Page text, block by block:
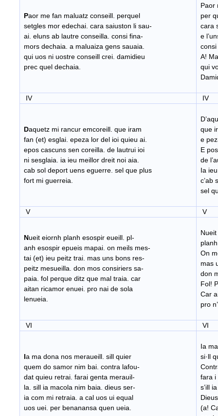
Paor me fan maluatz conseill. perquel
setgles mor edechai. cara saiuston li sau-
ai. eluns ab lautre conseilla. consi fina-
mors dechaia. a maluaiza gens sauaia.
qui uos ni uostre conseill crei. damidieu
prec quel dechaia.
Paor
per
cara
e
consi
A!
qui
IV IV
Daquetz mi rancur emcoreill. que iram
fan (et) esglai. epeza lor del ioi quieu ai.
epos cascuns sen coreilla. de lautrui ioi
ni sesglaia. ia ieu meillor dreit noi aia.
cab sol deport uens eguerre. sel que plus
fort mi guerreia.
que
e
E
de
Ia
c’ab
sel
V V
Nueit eiornh planh esospir eueill. pl-
anh esospir epueis mapai. on meils mes-
tai (et) ieu peitz trai. mas uns bons res-
peitz mesueilla. don mos consiriers sa-
paia. fol perque ditz que mal traia. car
aitan ricamor enuei. pro nai de sola
lenueia.
On
mas
don
Fol!
Car
pro
VI VI
Ia ma dona nos meraueill. sill quier
quem do samor nim bai. contra lafou-
dat quieu retrai. farai genta merauil-
la. sill ia macola nim baia. dieus ser-
ia com mi retraia. a cal uos ui equal
uos uei. per benanansa quen ueia.
Ia
si·ll
fara i
s’ill
(a!